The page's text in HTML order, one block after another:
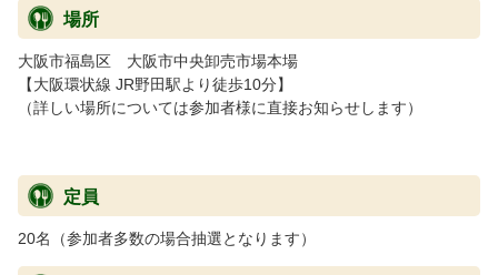
場所
大阪市福島区 大阪市中央卸売市場本場
【大阪環状線 JR野田駅より徒歩10分】
（詳しい場所については参加者様に直接お知らせします）
定員
20名（参加者多数の場合抽選となります）